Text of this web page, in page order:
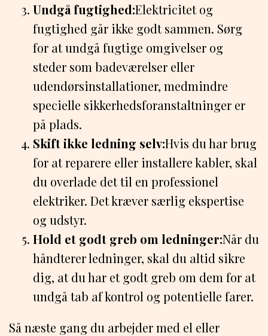
Undgå fugtighed:Elektricitet og
fugtighed går ikke godt sammen. Sørg
for at undgå fugtige omgivelser og
steder som badeværelser eller
udendørsinstallationer, medmindre
specielle sikkerhedsforanstaltninger er
på plads.
Skift ikke ledning selv:Hvis du har brug
for at reparere eller installere kabler, skal
du overlade det til en professionel
elektriker. Det kræver særlig ekspertise
og udstyr.
Hold et godt greb om ledninger:Når du
håndterer ledninger, skal du altid sikre
dig, at du har et godt greb om dem for at
undgå tab af kontrol og potentielle farer.
Så næste gang du arbejder med el eller